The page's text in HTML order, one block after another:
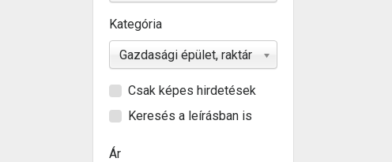
Kategória
Gazdasági épület, raktár
Csak képes hirdetések
Keresés a leírásban is
Ár